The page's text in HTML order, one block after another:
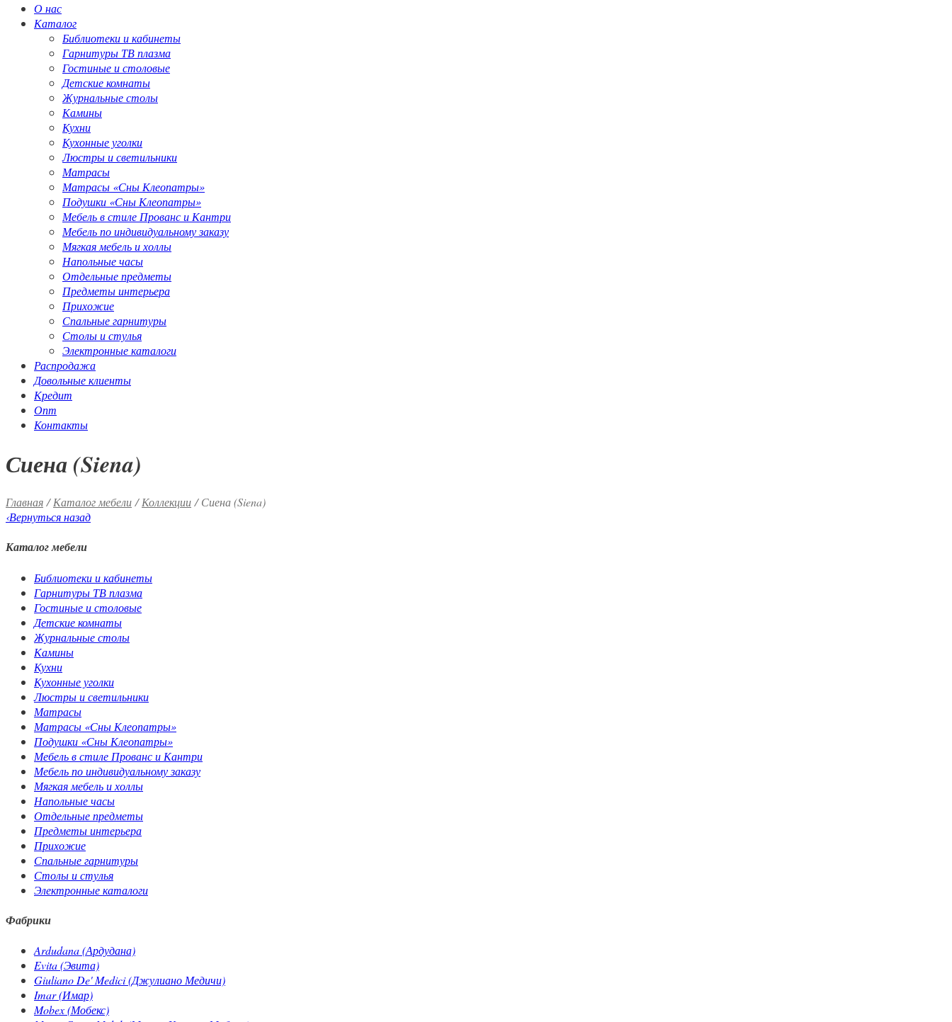
О нас
Каталог
Библиотеки и кабинеты
Гарнитуры ТВ плазма
Гостиные и столовые
Детские комнаты
Журнальные столы
Камины
Кухни
Кухонные уголки
Люстры и светильники
Матрасы
Матрасы «Сны Клеопатры»
Подушки «Сны Клеопатры»
Мебель в стиле Прованс и Кантри
Мебель по индивидуальному заказу
Мягкая мебель и холлы
Напольные часы
Отдельные предметы
Предметы интерьера
Прихожие
Спальные гарнитуры
Столы и стулья
Электронные каталоги
Распродажа
Довольные клиенты
Кредит
Опт
Контакты
Сиена (Siena)
Главная/Каталог мебели/Коллекции/ Сиена (Siena)
‹Вернуться назад
Каталог мебели
Библиотеки и кабинеты
Гарнитуры ТВ плазма
Гостиные и столовые
Детские комнаты
Журнальные столы
Камины
Кухни
Кухонные уголки
Люстры и светильники
Матрасы
Матрасы «Сны Клеопатры»
Подушки «Сны Клеопатры»
Мебель в стиле Прованс и Кантри
Мебель по индивидуальному заказу
Мягкая мебель и холлы
Напольные часы
Отдельные предметы
Предметы интерьера
Прихожие
Спальные гарнитуры
Столы и стулья
Электронные каталоги
Фабрики
Ardudana (Ардудана)
Evita (Эвита)
Giuliano De' Medici (Джулиано Медичи)
Imar (Имар)
Mobex (Мобекс)